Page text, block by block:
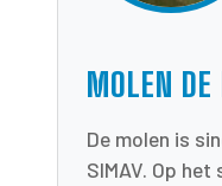
MOLEN DE
De molen is
SIMAV. Op